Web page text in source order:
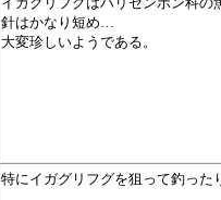
針はかなり短め…
大変珍しいようである。
特にイガグリフグを狙って釣った